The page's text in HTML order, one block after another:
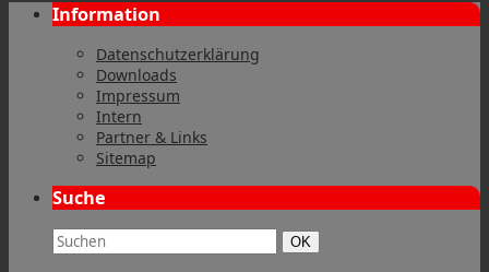
Information
Datenschutzerklärung
Downloads
Impressum
Intern
Partner & Links
Sitemap
Suche
Suchbegriff: Suchen
OK